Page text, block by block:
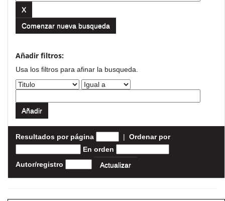
Comenzar nueva busqueda
Añadir filtros:
Usa los filtros para afinar la busqueda.
Resultados por página | Ordenar por
En orden
Autor/registro